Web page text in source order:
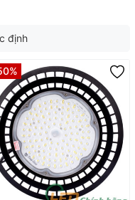
định